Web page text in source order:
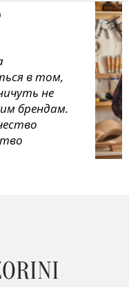
в том,
не
брендам.